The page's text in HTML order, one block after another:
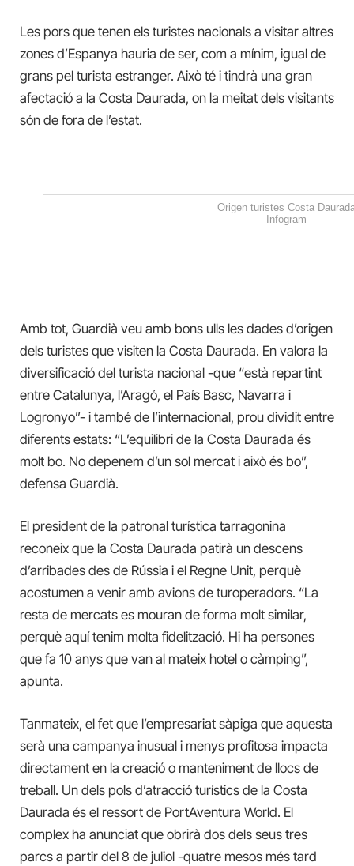
Les pors que tenen els turistes nacionals a visitar altres
zones d’Espanya hauria de ser, com a mínim, igual de
grans pel turista estranger. Això té i tindrà una gran
afectació a la Costa Daurada, on la meitat dels visitants
són de fora de l’estat.
Origen turistes Costa
Infogram
Amb tot, Guardià veu amb bons ulls les dades d’origen
dels turistes que visiten la Costa Daurada. En valora la
diversificació del turista nacional -que “està repartint
entre Catalunya, l’Aragó, el País Basc, Navarra i
Logronyo”- i també de l’internacional, prou dividit entre
diferents estats: “L’equilibri de la Costa Daurada és
molt bo. No depenem d’un sol mercat i això és bo”,
defensa Guardià.
El president de la patronal turística tarragonina
reconeix que la Costa Daurada patirà un descens
d’arribades des de Rússia i el Regne Unit, perquè
acostumen a venir amb avions de turoperadors. “La
resta de mercats es mouran de forma molt similar,
perquè aquí tenim molta fidelització. Hi ha persones
que fa 10 anys que van al mateix hotel o càmping”,
apunta.
Tanmateix, el fet que l’empresariat sàpiga que aquesta
serà una campanya inusual i menys profitosa impacta
directament en la creació o manteniment de llocs de
treball. Un dels pols d’atracció turístics de la Costa
Daurada és el ressort de PortAventura World. El
complex ha anunciat que obrirà dos dels seus tres
parcs a partir del 8 de juliol -quatre mesos més tard